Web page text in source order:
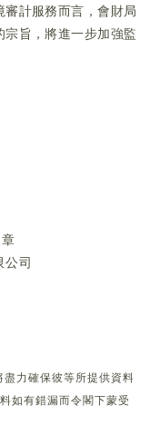
計服務而言，會財局
旨，將進一步加強監
司
力確保彼等所提供資料
如有錯漏而令閣下蒙受